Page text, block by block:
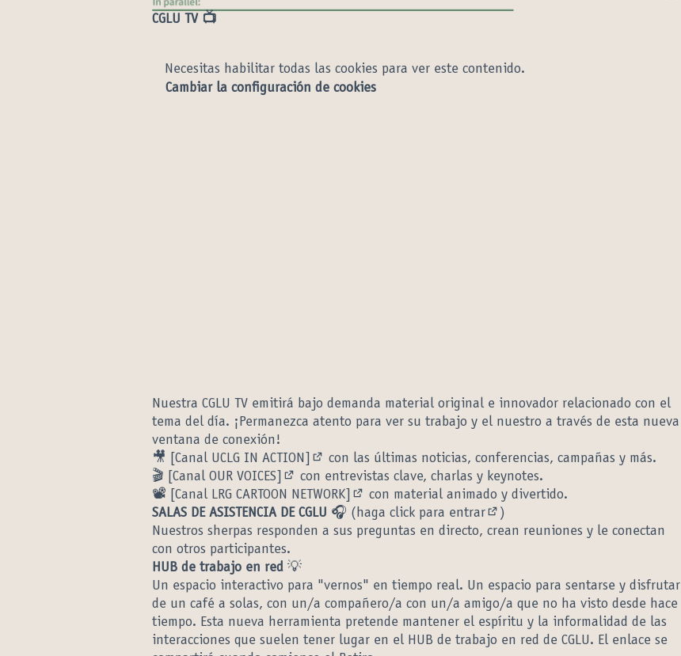
CGLU TV 📺
Necesitas habilitar todas las cookies para ver este contenido.
Cambiar la configuración de cookies
Nuestra CGLU TV emitirá bajo demanda material original e innovador relacionado con el
tema del día. ¡Permanezca atento para ver su trabajo y el nuestro a través de esta nueva
ventana de conexión!
🎥
[Canal UCLG IN ACTION]
(Enlace externo)
con las últimas noticias, conferencias, campañas y más.
🎬
[Canal OUR VOICES]
(Enlace externo)
con entrevistas clave, charlas y keynotes.
📽️
[Canal LRG CARTOON NETWORK]
(Enlace externo)
con material animado y divertido.
SALAS DE ASISTENCIA DE CGLU 🎧 (haga click para entrar
(Enlace externo)
)
Nuestros sherpas responden a sus preguntas en directo, crean reuniones y le conectan
con otros participantes.
HUB de trabajo en red 💡
Un espacio interactivo para "vernos" en tiempo real. Un espacio para sentarse y disfrutar
de un café a solas, con un/a compañero/a con un/a amigo/a que no ha visto desde hace
tiempo. Esta nueva herramienta pretende mantener el espíritu y la informalidad de las
interacciones que suelen tener lugar en el HUB de trabajo en red de CGLU. El enlace se